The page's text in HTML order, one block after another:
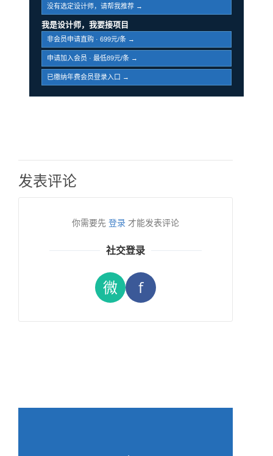
没有选定设计师，请帮我推荐 →
我是设计师，我要接项目
非会员申请直购 · 699元/条 →
申请加入会员 · 最低89元/条 →
已缴纳年费会员登录入口 →
发表评论
你需要先 登录 才能发表评论
社交登录
微 f